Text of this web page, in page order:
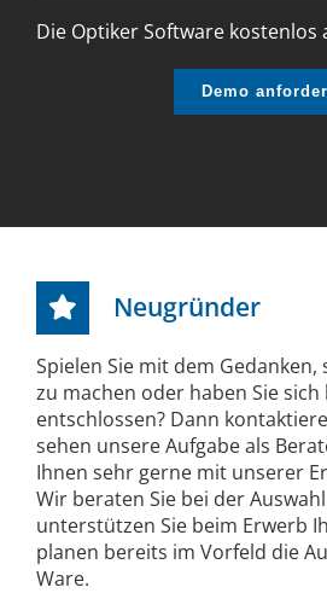
Die Optiker Software kostenlos
Demo
Neugründer
Spielen Sie mit dem
zu machen oder haben Sie
entschlossen? Dann
sehen unsere Aufgabe als
Ihnen sehr gerne mit unserer
Wir beraten Sie bei der
unterstützen Sie beim Erwerb
planen bereits im Vorfeld die
Ware.